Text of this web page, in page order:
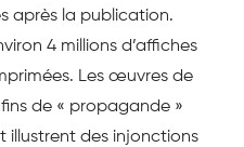
après la publication.
4 millions d’affiches
Les œuvres de
de « propagande »
illustrent des injonctions